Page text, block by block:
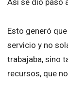
Así se dio paso
Esto generó
servicio y no
trabajaba, sino
recursos, que